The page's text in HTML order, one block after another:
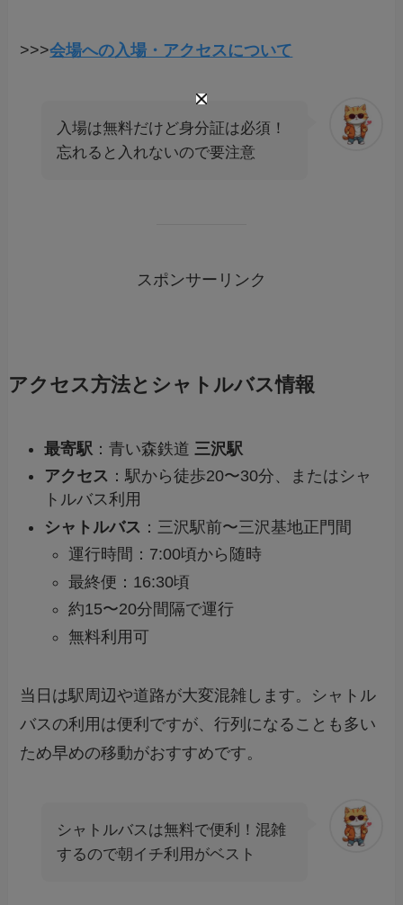
>>>会場への入場・アクセスについて
入場は無料だけど身分証は必須！
忘れると入れないので要注意
スポンサーリンク
アクセス方法とシャトルバス情報
最寄駅 ：青い森鉄道 三沢駅
アクセス ：駅から徒歩20〜30分、またはシャ
トルバス利用
シャトルバス ：三沢駅前〜三沢基地正門間
運行時間：7:00頃から随時
最終便：16:30頃
約15〜20分間隔で運行
無料利用可
当日は駅周辺や道路が大変混雑します。シャトル
バスの利用は便利ですが、行列になることも多い
ため早めの移動がおすすめです。
シャトルバスは無料で便利！混雑
するので朝イチ利用がベスト